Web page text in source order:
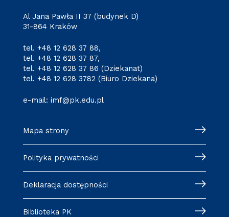
Al Jana Pawła II 37 (budynek D)
31-864 Kraków
tel. +48 12 628 37 88,
tel. +48 12 628 37 87,
tel. +48 12 628 37 86 (Dziekanat)
tel. +48 12 628 3782 (Biuro Dziekana)
e-mail: imf@pk.edu.pl
Mapa strony
Polityka prywatności
Deklaracja dostępności
Biblioteka PK